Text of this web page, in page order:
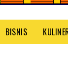
BISNIS